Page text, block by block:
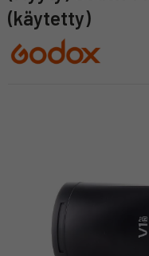
(käytetty)